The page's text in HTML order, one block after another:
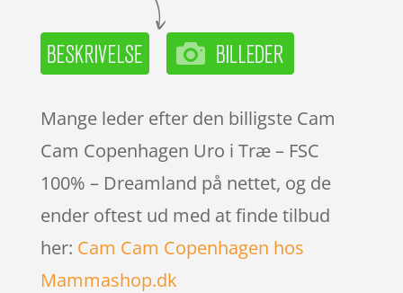
Mange leder efter den billigste Cam
Cam Copenhagen Uro i Træ – FSC
100% – Dreamland på nettet, og de
ender oftest ud med at finde tilbud
her: Cam Cam Copenhagen hos
Mammashop.dk